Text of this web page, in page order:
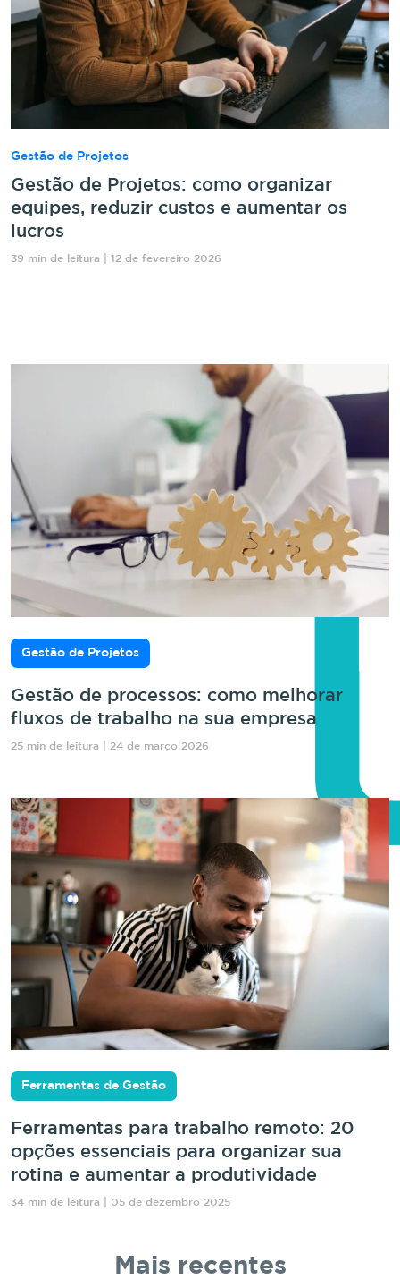
Gestão de Projetos
Gestão de Projetos: como organizar
equipes, reduzir custos e aumentar os
lucros
39 min de leitura | 12 de fevereiro 2026
Gestão de Projetos
Gestão de processos: como melhorar
fluxos de trabalho na sua empresa
25 min de leitura | 24 de março 2026
Ferramentas de Gestão
Ferramentas para trabalho remoto: 20
opções essenciais para organizar sua
rotina e aumentar a produtividade
34 min de leitura | 05 de dezembro 2025
Mais recentes